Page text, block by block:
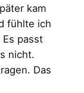
kam
fühlte ich
passt
nicht.
Das